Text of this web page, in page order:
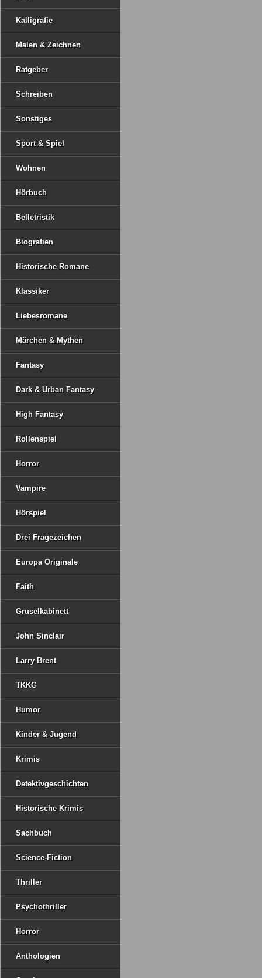
Kalligrafie
Malen & Zeichnen
Ratgeber
Schreiben
Sonstiges
Sport & Spiel
Wohnen
Hörbuch
Belletristik
Biografien
Historische Romane
Klassiker
Liebesromane
Märchen & Mythen
Fantasy
Dark & Urban Fantasy
High Fantasy
Rollenspiel
Horror
Vampire
Hörspiel
Drei Fragezeichen
Europa Originale
Faith
Gruselkabinett
John Sinclair
Larry Brent
TKKG
Humor
Kinder & Jugend
Krimis
Detektivgeschichten
Historische Krimis
Sachbuch
Science-Fiction
Thriller
Psychothriller
Horror
Anthologien